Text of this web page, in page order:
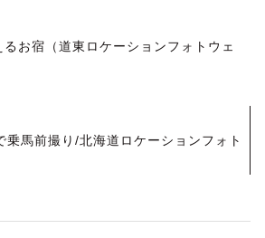
お宿（道東ロケーションフォトウェ
乗馬前撮り/北海道ロケーションフォト